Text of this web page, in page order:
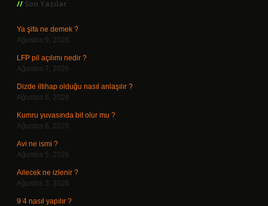
Son Yazılar
Ya şifa ne demek ?
Ağustos 9, 2026
LFP pil açılımı nedir ?
Ağustos 7, 2026
Dizde iltihap olduğu nasıl anlaşılır ?
Ağustos 6, 2026
Kumru yuvasında bit olur mu ?
Ağustos 6, 2026
Avi ne ismi ?
Ağustos 5, 2026
Ailecek ne izlenir ?
Ağustos 3, 2026
9 4 nasıl yapılır ?